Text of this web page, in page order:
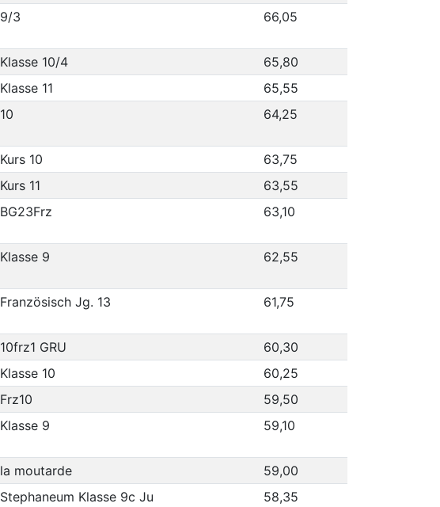
9/3 66,05
Klasse 10/4
65,80
Klasse 11
65,55
10 64,25
Kurs 10
63,75
Kurs 11
63,55
BG23Frz 63,10
Klasse 9 62,55
Französisch Jg. 13 61,75
10frz1 GRU
60,30
Klasse 10
60,25
Frz10
59,50
Klasse 9 59,10
la moutarde
59,00
Stephaneum Klasse 9c Ju 58,35